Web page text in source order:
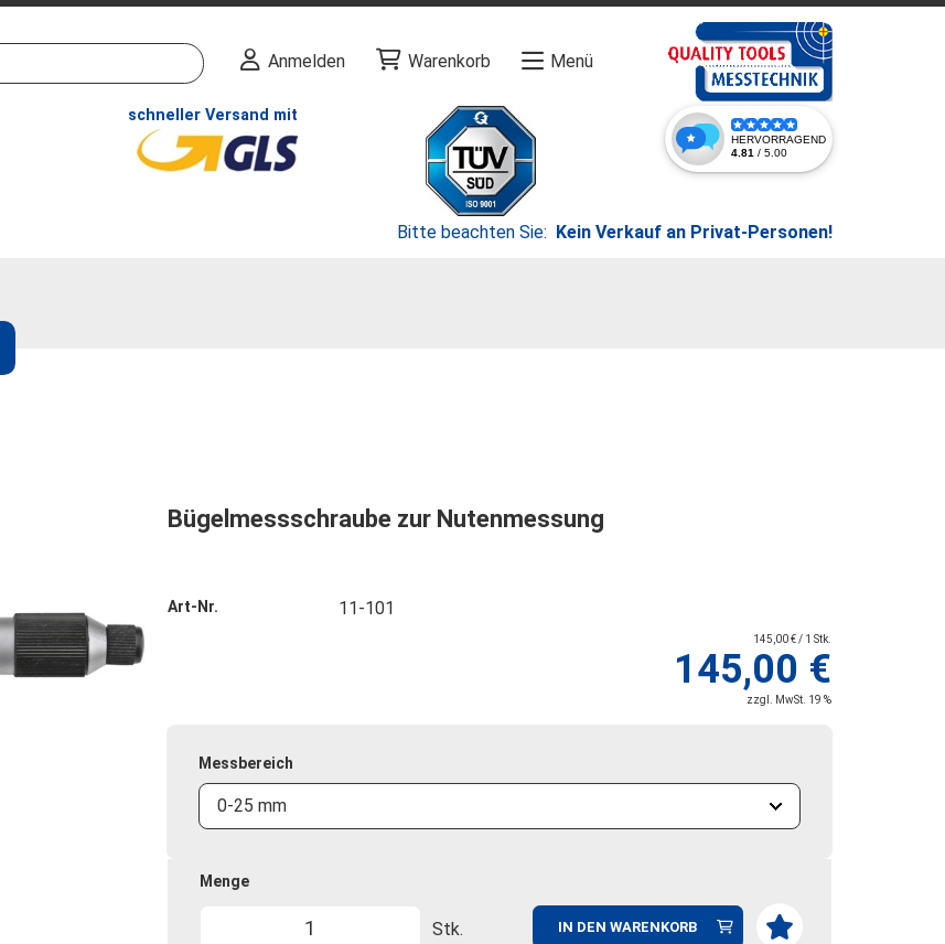
Bügelmessschraube zur Nutenmessung
Art-Nr. 11-101
145,00 € / 1 Stk.
145,00 €
zzgl. MwSt. 19 %
Messbereich
0-25 mm
Menge
Stk. IN DEN WARENKORB
Anmelden Warenkorb Menü
schneller Versand mit
Bitte beachten Sie: Kein Verkauf an Privat-Personen!